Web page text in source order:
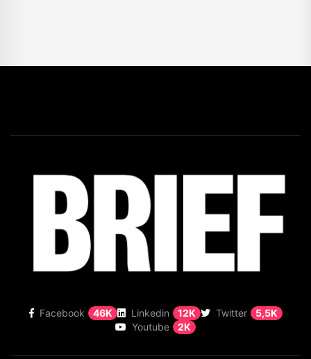
Facebook 46K Linkedin 12K Twitter
5,5K
Youtube
2K